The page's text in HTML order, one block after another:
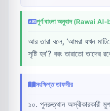
পূর্ণ বাংলা অনুবাদ (Rawai
আর তারা বলে, ‘আমরা যখন
সৃষ্টি হব’? বরং তারাতো তাদের
সংক্ষিপ্ত তাফসীর
১০. পুনরুত্থান অস্বীকারকারী